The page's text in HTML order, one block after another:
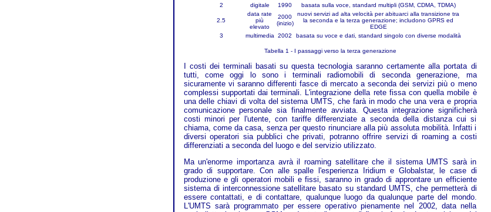
2
digitale 1990 basata sulla voce, standard multipli (GSM, CDMA, TDMA)
2.5
data rate
più
elevato
2000
(inizio)
nuovi servizi ad alta velocità per abituarci alla transizione tra
la seconda e la terza generazione; includono GPRS ed
EDGE
3
multimedia 2002 basata su voce e dati, standard singolo con diverse modalità
Tabella 1 - I passaggi verso la terza generazione
I costi dei terminali basati su questa tecnologia saranno certamente alla portata di
tutti, come oggi lo sono i terminali radiomobili di seconda generazione, ma
sicuramente vi saranno differenti fasce di mercato a seconda dei servizi più o meno
complessi supportati dai terminali. L'integrazione della rete fissa con quella mobile è
una delle chiavi di volta del sistema UMTS, che farà in modo che una vera e propria
comunicazione personale sia finalmente avviata. Questa integrazione significherà
costi minori per l'utente, con tariffe differenziate a seconda della distanza cui si
chiama, come da casa, senza per questo rinunciare alla più assoluta mobilità. Infatti i
diversi operatori sia pubblici che privati, potranno offrire servizi di roaming a costi
differenziati a seconda del luogo e del servizio utilizzato.
Ma un'enorme importanza avrà il roaming satellitare che il sistema UMTS sarà in
grado di supportare. Con alle spalle l'esperienza Iridium e Globalstar, le case di
produzione e gli operatori mobili e fissi, saranno in grado di approntare un efficiente
sistema di interconnessione satellitare basato su standard UMTS, che permetterà di
essere contattati, e di contattare, qualunque luogo da qualunque parte del mondo.
L'UMTS sarà programmato per essere operativo pienamente nel 2002, data nella